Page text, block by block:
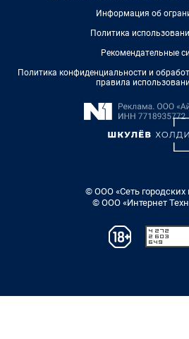
Информация об
Политика
Рекомендательные
Политика конфиденциальности и
правила
© ООО «Сеть городских
© ООО «Интернет